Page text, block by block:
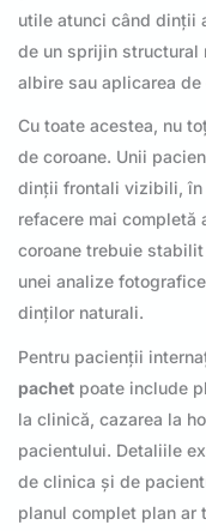
utile atunci când dinții
de un sprijin structural
albire sau aplicarea de
Cu toate acestea, nu
de coroane. Unii
dinții frontali vizibili, în
refacere mai completă
coroane trebuie
unei analize
dinților naturali.
Pentru pacienții
pachet poate include
la clinică, cazarea la
pacientului. Detaliile
de clinica și de
planul complet plan ar